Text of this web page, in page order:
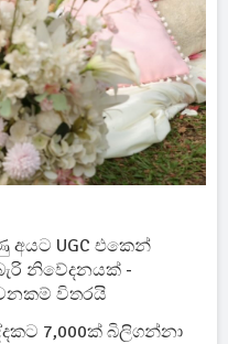
UGC එකෙන්
නිවේදනයක් -
විතරයි
7,000ක් බිලිගන්නා